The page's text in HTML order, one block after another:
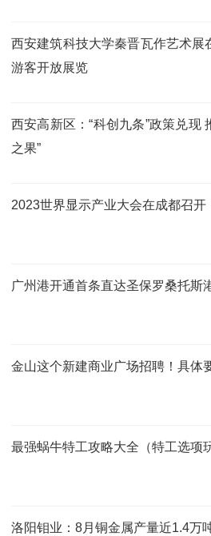
西安建筑科技大学秦晋瓦作艺术展
游客开放展览
西安高新区：“科创九条”政策兑现
之果”
2023世界显示产业大会在成都召开
广州港开通首条直达圣保罗桑托斯
金山这个新建商业广场招聘！具体
最强蜗牛特工攻略大全（特工选项
洛阳钼业：8月铜金属产量近1.4万